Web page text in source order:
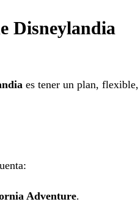
Disneylandia
es tener un plan,
Adventure.